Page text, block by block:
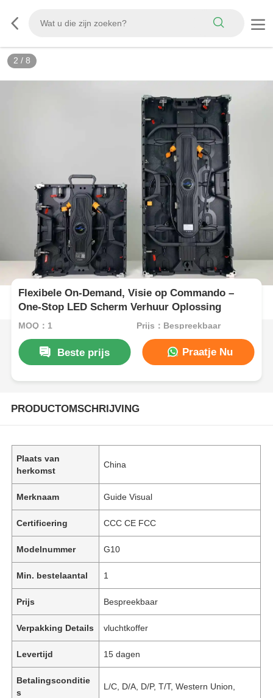
3 / 8
Flexibele On-Demand, Visie op Commando –
One-Stop LED Scherm Verhuur Oplossing
MOQ：1 Prijs：Bespreekbaar
Beste prijs Praatje Nu
PRODUCTOMSCHRIJVING
Plaats van
herkomst
China
Merknaam Guide Visual
Certificering CCC CE FCC
Modelnummer G10
Min. bestelaantal 1
Prijs Bespreekbaar
Verpakking Details vluchtkoffer
Levertijd 15 dagen
Betalingsconditie
s
L/C, D/A, D/P, T/T, Western Union,